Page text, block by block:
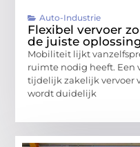
Auto-Industrie
Flexibel vervoer
de juiste
Mobiliteit lijkt
ruimte nodig heeft. Een
tijdelijk zakelijk vervoer
wordt duidelijk